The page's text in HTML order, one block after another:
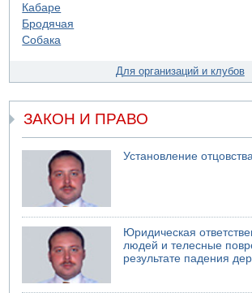
05.08.2026 18:28
МАДА призывает израильтян срочно
Бывший посол Израиля в ООН Гилад
четверг о создании новой политической
05.08.2026 13:49
На севере Израиля на берег выбросило
05.08.2026 13:32
В России горят новые склады
Для организаций и клубов
ЗАКОН И ПРАВО
Установление
Юридическая
людей и телесные
результате падения